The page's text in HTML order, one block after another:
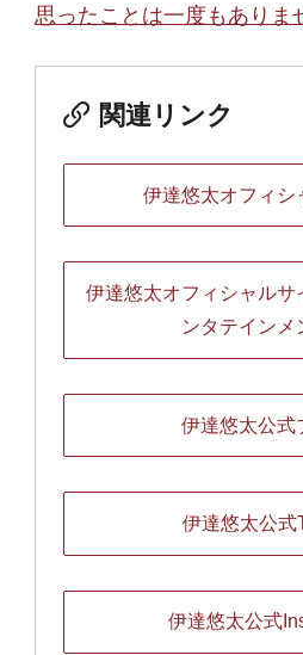
思ったことは一度もありま
関連リンク
伊達悠太オフィシ
伊達悠太オフィシャルサ
ンタテインメ
伊達悠太公式
伊達悠太公式
伊達悠太公式